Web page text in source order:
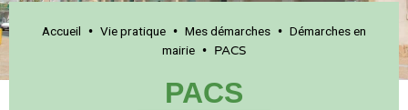
Accueil • Vie pratique • Mes démarches • Démarches en
mairie • PACS
PACS